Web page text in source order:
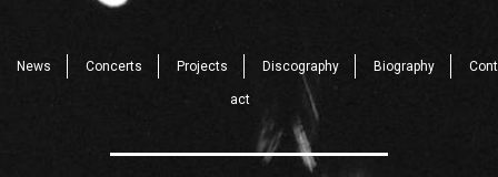
News Concerts Projects Discography Biography Cont
act